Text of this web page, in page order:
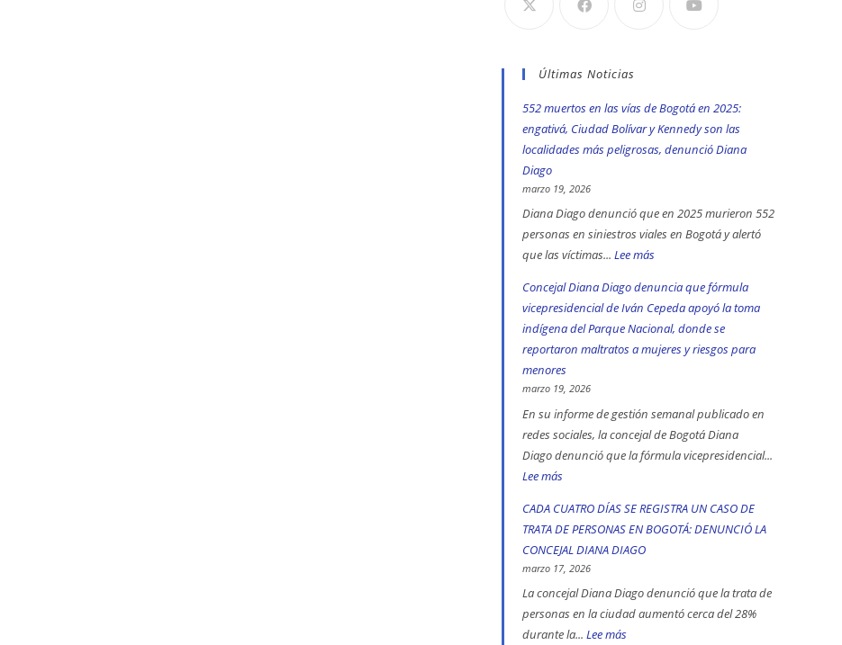
Últimas Noticias
552 muertos en las vías de Bogotá en 2025:
engativá, Ciudad Bolívar y Kennedy son las
localidades más peligrosas, denunció Diana
Diago
marzo 19, 2026
Diana Diago denunció que en 2025 murieron 552
personas en siniestros viales en Bogotá y alertó
que las víctimas... Lee más:
muertos
en
las
Bogotá
en
2025:
Ciudad
Bolívar
son
las
Concejal Diana Diago denuncia que fórmula
vicepresidencial de Iván Cepeda apoyó la toma
indígena del Parque Nacional, donde se
reportaron maltratos a mujeres y riesgos para
menores
marzo 19, 2026
En su informe de gestión semanal publicado en
redes sociales, la concejal de Bogotá Diana
Diago denunció que la fórmula vicepresidencial...
Lee más:
Concejal
Diago
denuncia
que
fórmula
vicepresidencial
CADA CUATRO DÍAS SE REGISTRA UN CASO DE
TRATA DE PERSONAS EN BOGOTÁ: DENUNCIÓ LA
CONCEJAL DIANA DIAGO
marzo 17, 2026
La concejal Diana Diago denunció que la trata de
personas en la ciudad aumentó cerca del 28%
durante la... Lee más: